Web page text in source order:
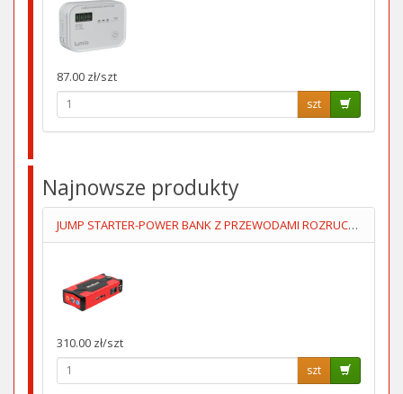
87.00 zł/szt
szt
Najnowsze produkty
JUMP STARTER-POWER BANK Z PRZEWODAMI ROZRUCHOWYMI+KOMPRESOR
310.00 zł/szt
szt